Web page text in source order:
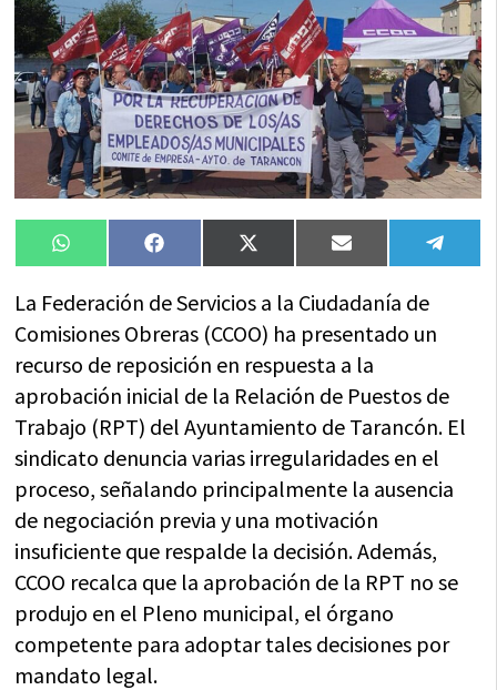
Compartir
en
WhatsAppCompartir
en
FacebookCompartir
en
X
(Twitter)
Compartir
en
Email
en
La Federación de Servicios a la Ciudadanía de
Comisiones Obreras (CCOO) ha presentado un
recurso de reposición en respuesta a la
aprobación inicial de la Relación de Puestos de
Trabajo (RPT) del Ayuntamiento de Tarancón. El
sindicato denuncia varias irregularidades en el
proceso, señalando principalmente la ausencia
de negociación previa y una motivación
insuficiente que respalde la decisión. Además,
CCOO recalca que la aprobación de la RPT no se
produjo en el Pleno municipal, el órgano
competente para adoptar tales decisiones por
mandato legal.